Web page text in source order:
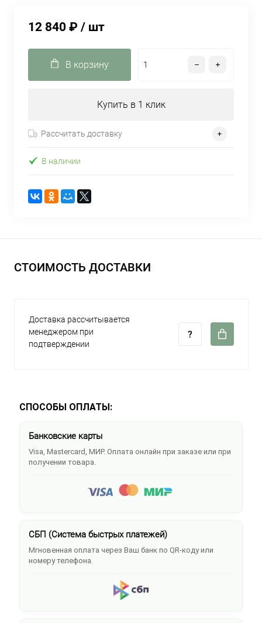
12 840 ₽ / шт
В корзину
Купить в 1 клик
Рассчитать доставку
В наличии
СТОИМОСТЬ ДОСТАВКИ
Доставка рассчитывается
менеджером при
подтверждении
СПОСОБЫ ОПЛАТЫ:
Банковские карты
Visa, Mastercard, МИР. Оплата онлайн при заказе или при
получении товара.
СБП (Система быстрых платежей)
Мгновенная оплата через Ваш банк по QR-коду или
номеру телефона.